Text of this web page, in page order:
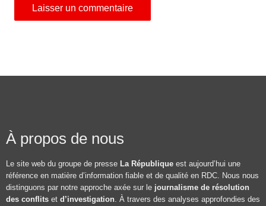
À propos de nous
Le site web du groupe de presse La République est aujourd’hui une
référence en matière d’information fiable et de qualité en RDC. Nous nous
distinguons par notre approche axée sur le journalisme de résolution
des conflits et d’investigation. À travers des analyses approfondies des